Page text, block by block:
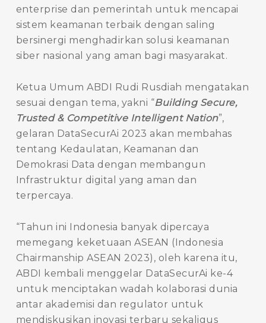
enterprise dan pemerintah untuk mencapai
sistem keamanan terbaik dengan saling
bersinergi menghadirkan solusi keamanan
siber nasional yang aman bagi masyarakat.
Ketua Umum ABDI Rudi Rusdiah mengatakan
sesuai dengan tema, yakni “Building Secure,
Trusted & Competitive Intelligent Nation”,
gelaran DataSecurAi 2023 akan membahas
tentang Kedaulatan, Keamanan dan
Demokrasi Data dengan membangun
Infrastruktur digital yang aman dan
terpercaya.
“Tahun ini Indonesia banyak dipercaya
memegang keketuaan ASEAN (Indonesia
Chairmanship ASEAN 2023), oleh karena itu,
ABDI kembali menggelar DataSecurAi ke-4
untuk menciptakan wadah kolaborasi dunia
antar akademisi dan regulator untuk
mendiskusikan inovasi terbaru sekaligus